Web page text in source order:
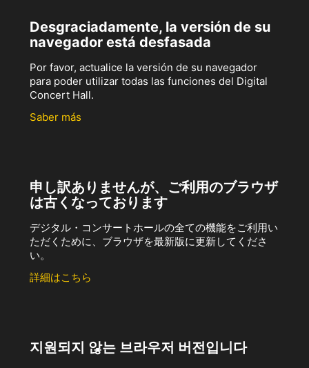
Desgraciadamente, la versión de su
navegador está desfasada
Por favor, actualice la versión de su navegador
para poder utilizar todas las funciones del Digital
Concert Hall.
Saber más
申し訳ありませんが、ご利用のブラウザ
は古くなっております
デジタル・コンサートホールの全ての機能をご利用い
ただくために、ブラウザを最新版に更新してくださ
い。
詳細はこちら
지원되지 않는 브라우저 버전입니다